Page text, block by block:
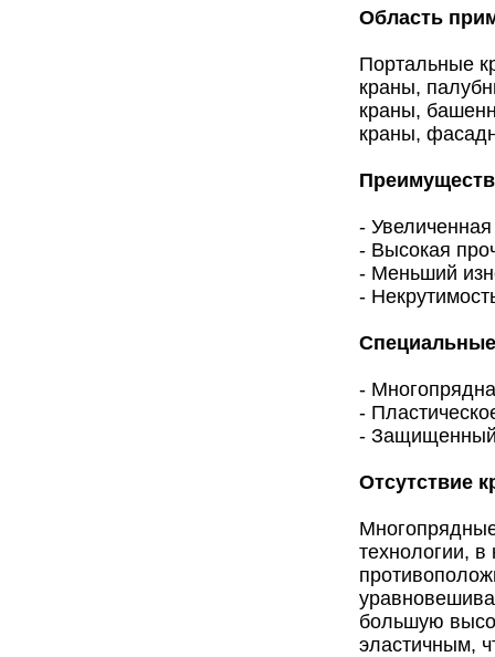
Область
Портальные
краны,
краны,
краны,
- Увеличенная
- Высокая
- Меньший
-
-
-
- Защищенный
Отсутствие
технологии,
большую
эластичным,